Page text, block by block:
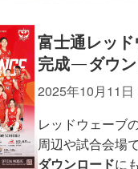
富士通レッ
完成—ダウン
2025年10月11日
レッドウェーブ
周辺や試合会場
ダウンロードに